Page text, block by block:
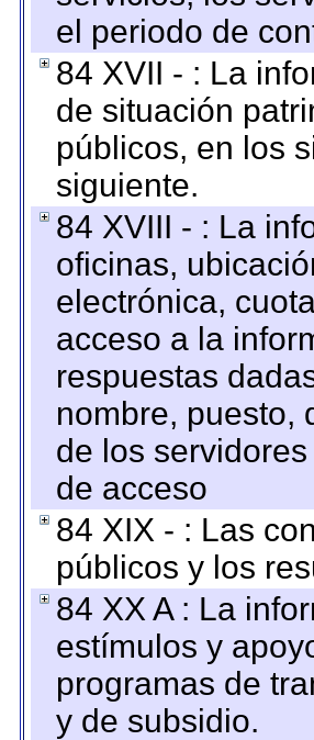
el periodo de
84 XVII - : La
de situación
públicos, en los
siguiente.
84 XVIII - : La
oficinas,
electrónica,
acceso a la
respuestas
nombre, puesto,
de los
de acceso
84 XIX - : Las
públicos y los
84 XX A : La
estímulos y
programas de
y de subsidio.